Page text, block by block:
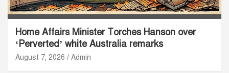
Home Affairs Minister Torches Hanson over
‘Perverted’ white Australia remarks
August 7, 2026 Admin